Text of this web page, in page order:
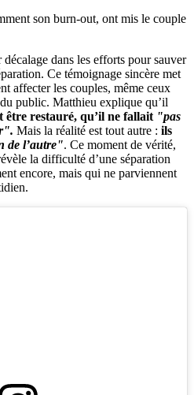
son burn-out, ont mis le couple
dans les efforts pour sauver
Ce témoignage sincère met
affecter les couples, même ceux
public. Matthieu explique qu’il
restauré, qu’il ne fallait "pas
Mais la réalité est tout autre : ils
de l’autre". Ce moment de vérité,
la difficulté d’une séparation
encore, mais qui ne parviennent